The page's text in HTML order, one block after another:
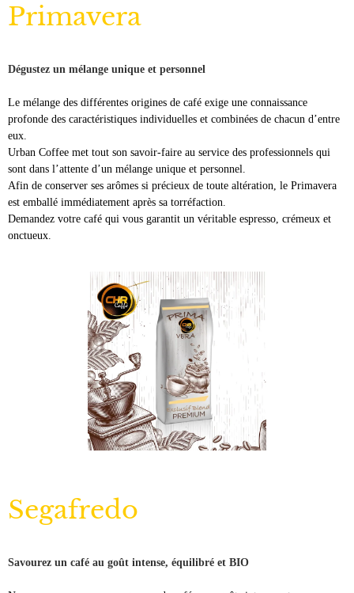
Primavera
Dégustez un mélange unique et personnel
Le mélange des différentes origines de café exige une connaissance
profonde des caractéristiques individuelles et combinées de chacun d’entre
eux.
Urban Coffee met tout son savoir-faire au service des professionnels qui
sont dans l’attente d’un mélange unique et personnel.
Afin de conserver ses arômes si précieux de toute altération, le Primavera
est emballé immédiatement après sa torréfaction.
Demandez votre café qui vous garantit un véritable espresso, crémeux et
onctueux.
Segafredo
Savourez un café au goût intense, équilibré et BIO